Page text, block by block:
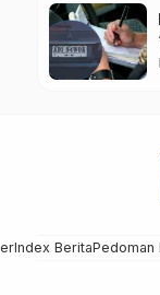
Index BeritaPedoman